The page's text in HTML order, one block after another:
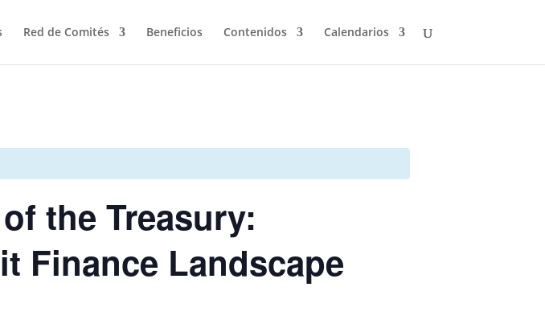
Red de Comités Beneficios Contenidos Calendarios
the Treasury:
Finance Landscape